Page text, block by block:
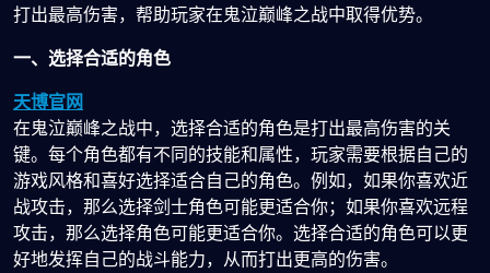
打出最高伤害，帮助玩家在鬼泣巅峰之战中取得优势。
一、选择合适的角色
天博官网
在鬼泣巅峰之战中，选择合适的角色是打出最高伤害的关
键。每个角色都有不同的技能和属性，玩家需要根据自己的
游戏风格和喜好选择适合自己的角色。例如，如果你喜欢近
战攻击，那么选择剑士角色可能更适合你；如果你喜欢远程
攻击，那么选择角色可能更适合你。选择合适的角色可以更
好地发挥自己的战斗能力，从而打出更高的伤害。